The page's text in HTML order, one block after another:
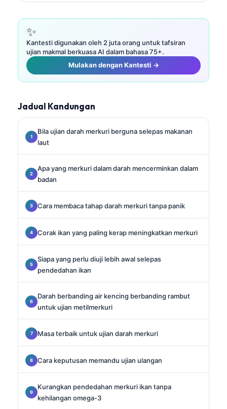
✨
Kantesti digunakan oleh 2 juta orang untuk tafsiran
ujian makmal berkuasa AI dalam bahasa 75+.
Mulakan dengan Kantesti →
Jadual Kandungan
Bila ujian darah merkuri berguna selepas makanan
laut
Apa yang merkuri dalam darah mencerminkan dalam
badan
Cara membaca tahap darah merkuri tanpa panik
Corak ikan yang paling kerap meningkatkan merkuri
Siapa yang perlu diuji lebih awal selepas
pendedahan ikan
Darah berbanding air kencing berbanding rambut
untuk ujian metilmerkuri
Masa terbaik untuk ujian darah merkuri
Cara keputusan memandu ujian ulangan
Kurangkan pendedahan merkuri ikan tanpa
kehilangan omega-3